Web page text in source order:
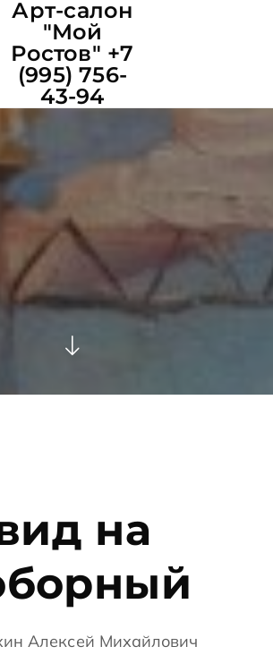
Арт-салон
"Мой
Ростов" +7
(995) 756-
43-94
на
Алексей Михайлович